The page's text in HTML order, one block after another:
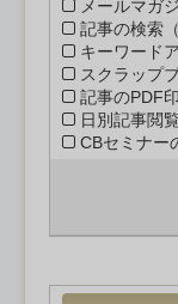
メールマガ
記事の検索
キーワード
スクラップ
記事のPDF
日別記事閲
CBセミナー